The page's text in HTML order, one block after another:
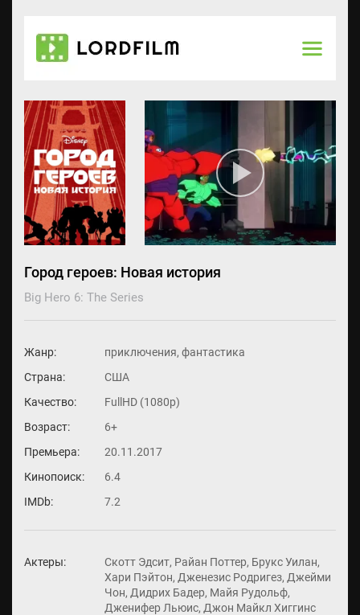
Город героев: Новая история
Big Hero 6: The Series
Жанр:
приключения, фантастика
Страна:
США
Качество:
FullHD (1080p)
Возраст:
6+
Премьера:
20.11.2017
Кинопоиск:
6.4
IMDb:
7.2
Актеры:
Скотт Эдсит, Райан Поттер, Брукс Уилан,
Хари Пэйтон, Дженезис Родригез, Джейми
Чон, Дидрих Бадер, Майя Рудольф,
Дженифер Льюис, Джон Майкл Хиггинс